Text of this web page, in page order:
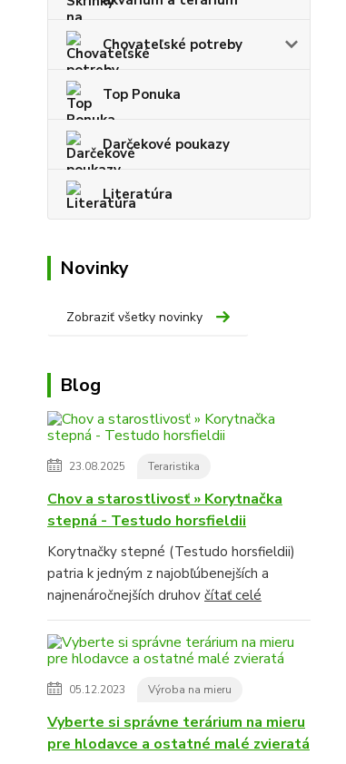
Chovateľské potreby
Top Ponuka
Darčekové poukazy
Literatúra
Novinky
Zobraziť všetky novinky
Blog
23.08.2025 Teraristika
Chov a starostlivosť » Korytnačka
stepná - Testudo horsfieldii
Korytnačky stepné (Testudo horsfieldii)
patria k jedným z najobľúbenejších a
najnenáročnejších druhov čítať celé
05.12.2023 Výroba na mieru
Vyberte si správne terárium na mieru
pre hlodavce a ostatné malé zvieratá